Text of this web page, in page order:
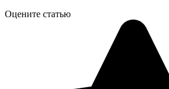
Оцените статью